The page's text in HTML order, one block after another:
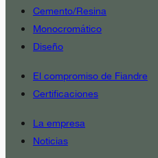
Cemento/Resina
Monocromático
Diseño
El compromiso de Fiandre
Certificaciones
La empresa
Noticias